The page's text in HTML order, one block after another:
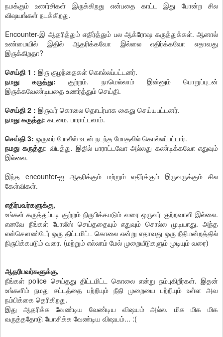
நமக்கும் உணர்சிகள் இருக்கிறது என்பதை காட்ட இது போன்ற சில
விஷயங்கள் நடக்கிறது.
Encounter-இ ஆதரித்தும் எதிர்த்தும் பல ஆக்ரோஷ கருத்துக்கள். ஆனால்
உண்மையில் இதில் ஆதரிக்கவோ இல்லை எதிர்க்கவோ எதாவது
இருக்கிறதா?
செய்தி 1 : இரு குழந்தைகள் கொல்லப்பட்டனர்.
நமது கருத்து: குற்றம். நாமெல்லாம் இன்னும் பொறுப்புடன்
இருக்கவேண்டியதை உணர்த்தும் செய்தி.
செய்தி 2 : இருவர் கொலை தொடர்பாக கைது செய்யபட்டனர்.
நமது கருத்து: கடமை. பாராட்டலாம்.
செய்தி 3: ஒருவர் போலீஸ் உடன் நடந்த மோதலில் கொல்லப்பட்டார்.
நமது கருத்து: விபத்து. இதில் பாராட்டவோ அல்லது கண்டிக்கவோ எதுவும்
இல்லை.
இந்த encounter-ஐ ஆதரிக்கும் மற்றும் எதிர்க்கும் இருவருக்கும் சில
கேள்விகள்.
எதிர்பவர்களுக்கு,
உங்கள் கருத்துப்படி குற்றம் நிருபிக்கபடும் வரை ஒருவர் குற்றவாளி இல்லை.
எனவே நீங்கள் போலீஸ் செய்ததையும் எதுவும் சொல்ல முடியாது. அந்த
என்சௌண்டேர் ஒரு திட்டமிட்ட கொலை என்று எதாவது ஒரு நீதிமன்றத்தில்
நிருபிக்கபடும் வரை. (மற்றும் எல்லாம் மேல் முறையீடுகளும் முடியும் வரை)
ஆதரிபவர்களுக்கு,
நீங்கள் police செய்தது திட்டமிட்ட கொலை என்று நம்புகிறீர்கள். இதன்
உங்களிம் நமது சட்டத்தை பற்றியும் நீதி முறையை பற்றியும் உள்ள அவ
நம்பிக்கை தெரிகிறது.
இது ஆதரிக்க வேண்டிய வேண்டிய விஷயம் அல்ல. மிக மிக மிக
வருத்ததோடு யோசிக்க வேண்டிய விஷயம்... :(